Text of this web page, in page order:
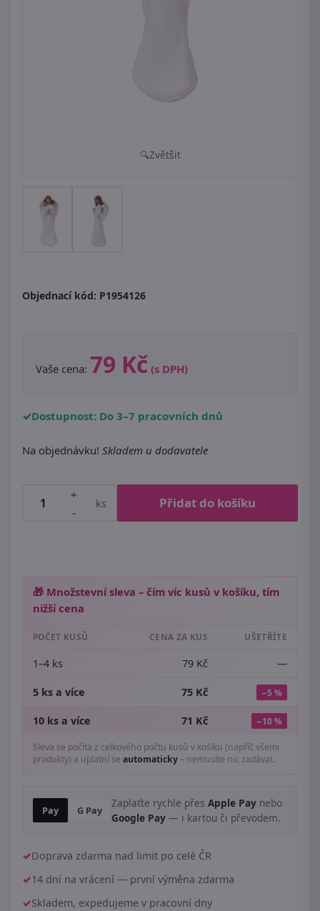
Zvětšit
Objednací kód: P1954126
Vaše cena: 79 Kč (s DPH)
Dostupnost: Do 3–7 pracovních dnů
Na objednávku! Skladem u dodavatele
+
-
ks Přidat do košíku
🎁 Množstevní sleva – čím víc kusů v košíku, tím
nižší cena
POČET KUSŮ CENA ZA KUS UŠETŘÍTE
1–4 ks 79 Kč —
5 ks a více 75 Kč −5 %
10 ks a více 71 Kč −10 %
Sleva se počítá z celkového počtu kusů v košíku (napříč všemi
produkty) a uplatní se automaticky– nemusíte nic zadávat.
Pay G Pay
Zaplaťte rychle přes Apple Pay nebo
Google Pay — i kartou či převodem.
Doprava zdarma nad limit po celé ČR
14 dní na vrácení — první výměna zdarma
Skladem, expedujeme v pracovní dny